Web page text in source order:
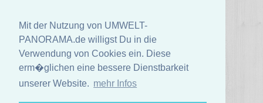
Mit der Nutzung von UMWELT-
PANORAMA.de willigst Du in die
Verwendung von Cookies ein. Diese
erm�glichen eine bessere Dienstbarkeit
unserer Website. mehr Infos